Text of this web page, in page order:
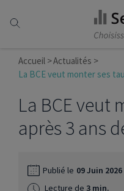
Accueil
Actualités
La BCE veut monter ses
La BCE veut
après 3 ans
Publié le 09 Juin 2026
Lecture de 3 min.